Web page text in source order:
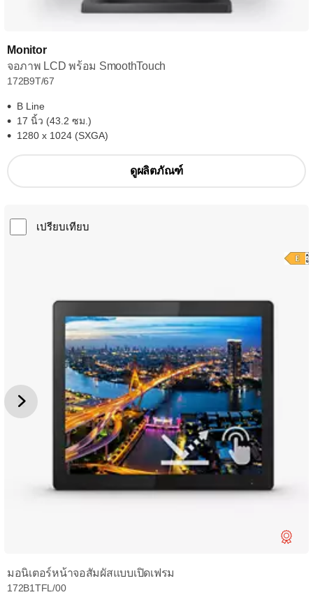
Monitor
จอภาพ LCD พร้อม SmoothTouch
172B9T/67
B Line
17 นิ้ว (43.2 ซม.)
1280 x 1024 (SXGA)
ดูผลิตภัณฑ์
เปรียบเทียบ
มอนิเตอร์หน้าจอสัมผัสแบบเปิดเฟรม
172B1TFL/00